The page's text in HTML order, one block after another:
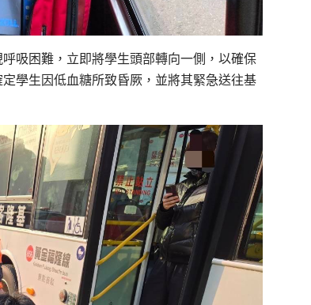
吸困難，立即將學生頭部轉向一側，以確保
學生因低血糖所致昏厥，並將其緊急送往基